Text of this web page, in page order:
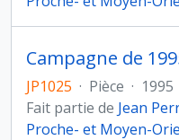
Campagne de
JP1025 · Pièce · 1995
Fait partie de Jean
Proche- et Moyen-